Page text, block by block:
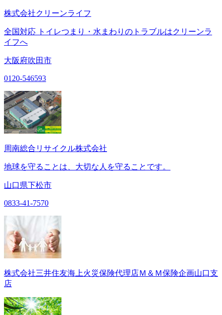
株式会社クリーンライフ
全国対応 トイレつまり・水まわりのトラブルはクリーンラ
イフへ
大阪府吹田市
0120-546593
周南総合リサイクル株式会社
地球を守ることは、大切な人を守ることです。
山口県下松市
0833-41-7570
株式会社三井住友海上火災保険代理店Ｍ＆Ｍ保険企画山口支
店